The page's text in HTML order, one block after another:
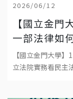
2026/06/12
【國立金
一部法律如
法治與青年
【國立金門大學
立法院實務看民主